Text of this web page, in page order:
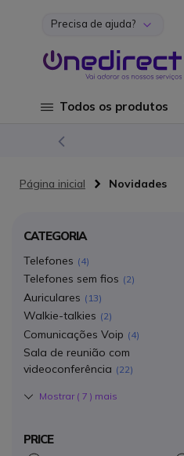
Ir para o Conteúdo
Precisa de ajuda?
Todos os produtos
Página inicial Novidades
CATEGORIA
Telefones 4
Telefones sem fios 2
Auriculares 13
Walkie-talkies 2
Comunicações Voip 4
Sala de reunião com
videoconferência
22
Mostrar ( 7 ) mais
PRICE